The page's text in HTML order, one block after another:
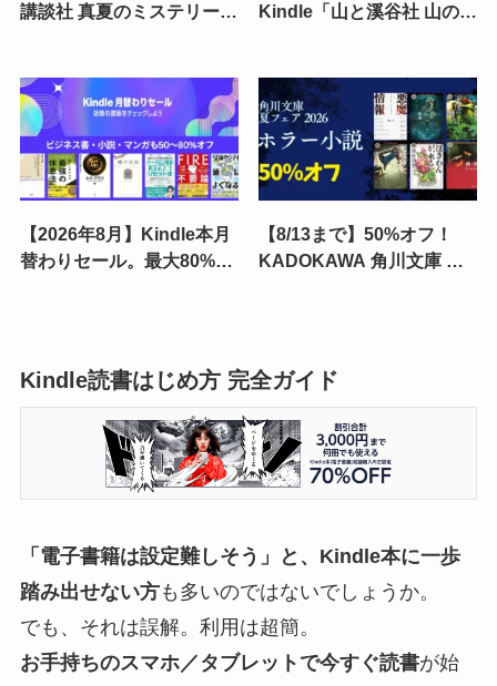
講談社 真夏のミステリーフ
ズ／ハサミ男／罪の声／虚
構推理
Kindle「山と溪谷社 山の日
リー・ホラーなどがお得
【2026年8月】Kindle本月
替わりセール。最大80%オ
【8/13まで】50%オフ！
KADOKAWA 角川文庫 夏
班・藤堂比奈子
Kindle読書はじめ方 完全ガイド
「電子書籍は設定難しそう」と、Kindle本に一歩
踏み出せない方も多いのではないでしょうか。
でも、それは誤解。利用は超簡。
お手持ちのスマホ／タブレットで今すぐ読書が始